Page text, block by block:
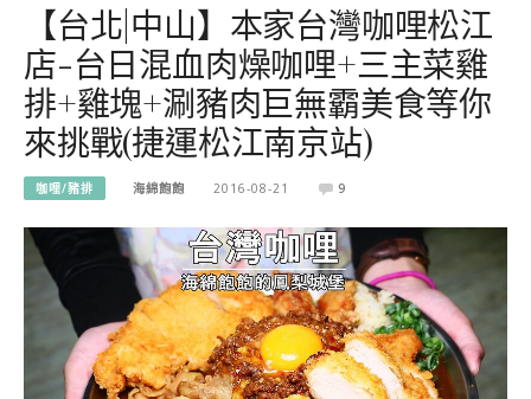
【台北|中山】本家台灣咖哩松江
店-台日混血肉燥咖哩+三主菜雞
排+雞塊+涮豬肉巨無霸美食等你
來挑戰(捷運松江南京站)
咖哩/豬排 海綿飽飽 2016-08-21 9